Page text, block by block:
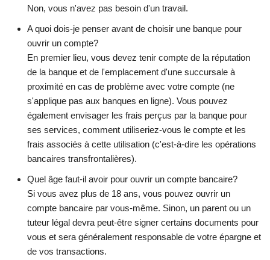
Non, vous n'avez pas besoin d'un travail.
A quoi dois-je penser avant de choisir une banque pour
ouvrir un compte?
En premier lieu, vous devez tenir compte de la réputation
de la banque et de l'emplacement d'une succursale à
proximité en cas de problème avec votre compte (ne
s'applique pas aux banques en ligne). Vous pouvez
également envisager les frais perçus par la banque pour
ses services, comment utiliseriez-vous le compte et les
frais associés à cette utilisation (c'est-à-dire les opérations
bancaires transfrontalières).
Quel âge faut-il avoir pour ouvrir un compte bancaire?
Si vous avez plus de 18 ans, vous pouvez ouvrir un
compte bancaire par vous-même. Sinon, un parent ou un
tuteur légal devra peut-être signer certains documents pour
vous et sera généralement responsable de votre épargne et
de vos transactions.